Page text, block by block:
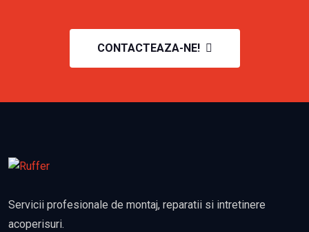
CONTACTEAZA-NE!
Servicii profesionale de montaj, reparatii si intretinere
acoperisuri.